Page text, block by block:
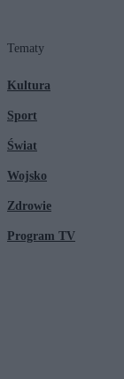
Tematy
Kultura
Sport
Świat
Wojsko
Zdrowie
Program TV